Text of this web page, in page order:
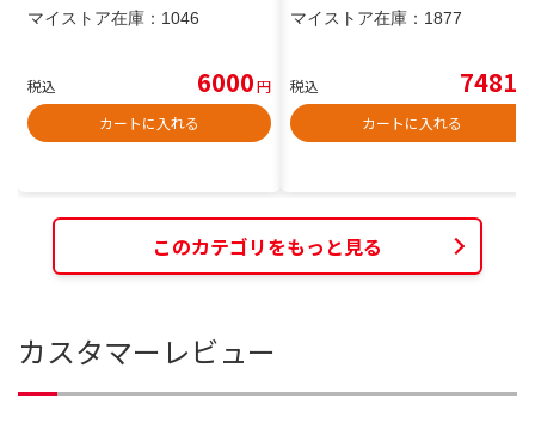
マイストア在庫： 1046
税込 6000円
カートに入れる
マイストア在庫： 1877
税込 7481
カートに入れる
このカテゴリをもっと見る
カスタマーレビュー